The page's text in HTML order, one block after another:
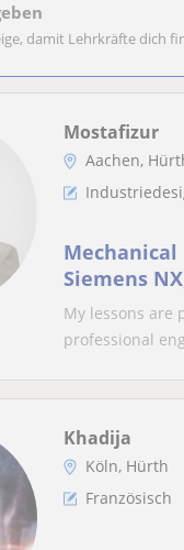
damit Lehrkräfte dich
Mostafizur
Aachen,
Mechanical
Siemens
My lessons are
professional
Khadija
Köln, Hürth
Französisch